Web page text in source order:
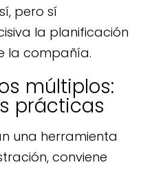
pero sí
la planificación
la compañía.
múltiplos:
prácticas
una herramienta
conviene